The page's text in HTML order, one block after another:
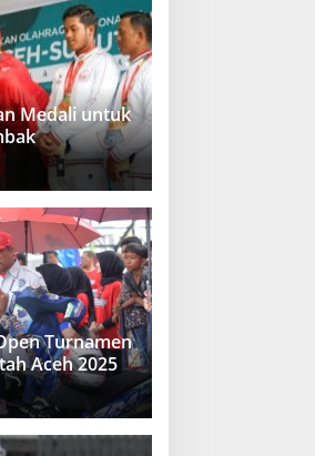
Medali untuk
Turnamen
Aceh 2025